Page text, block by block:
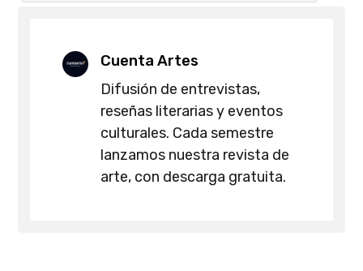
Cuenta Artes
Difusión de entrevistas,
reseñas literarias y eventos
culturales. Cada semestre
lanzamos nuestra revista de
arte, con descarga gratuita.